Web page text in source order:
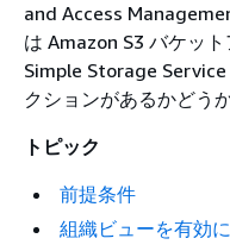
and Access
は Amazon S3 バケッ
Simple Storage
クションがあるかどう
トピック
前提条件
組織ビューを有効